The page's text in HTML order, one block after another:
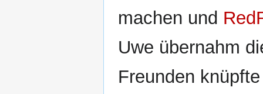
machen und
Uwe übernahm
Freunden